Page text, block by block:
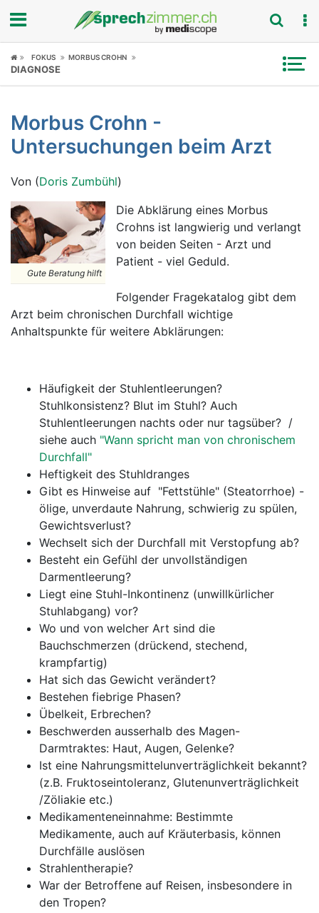
Fokus
Symptome
Ratgeber
Rubriken
FOKUS MORBUS CROHN
DIAGNOSE
Morbus Crohn -
Untersuchungen beim Arzt
Von (Doris Zumbühl)
Gute Beratung hilft
Die Abklärung eines Morbus
Crohns ist langwierig und verlangt
von beiden Seiten - Arzt und
Patient - viel Geduld.
Folgender Fragekatalog gibt dem
Arzt beim chronischen Durchfall wichtige
Anhaltspunkte für weitere Abklärungen:
Häufigkeit der Stuhlentleerungen?
Stuhlkonsistenz? Blut im Stuhl? Auch
Stuhlentleerungen nachts oder nur tagsüber? /
siehe auch "Wann spricht man von chronischem
Durchfall"
Heftigkeit des Stuhldranges
Gibt es Hinweise auf "Fettstühle" (Steatorrhoe) -
ölige, unverdaute Nahrung, schwierig zu spülen,
Gewichtsverlust?
Wechselt sich der Durchfall mit Verstopfung ab?
Besteht ein Gefühl der unvollständigen
Darmentleerung?
Liegt eine Stuhl-Inkontinenz (unwillkürlicher
Stuhlabgang) vor?
Wo und von welcher Art sind die
Bauchschmerzen (drückend, stechend,
krampfartig)
Hat sich das Gewicht verändert?
Bestehen fiebrige Phasen?
Übelkeit, Erbrechen?
Beschwerden ausserhalb des Magen-
Darmtraktes: Haut, Augen, Gelenke?
Ist eine Nahrungsmittelunverträglichkeit bekannt?
(z.B. Fruktoseintoleranz, Glutenunverträglichkeit
/Zöliakie etc.)
Medikamenteneinnahme: Bestimmte
Medikamente, auch auf Kräuterbasis, können
Durchfälle auslösen
Strahlentherapie?
War der Betroffene auf Reisen, insbesondere in
den Tropen?